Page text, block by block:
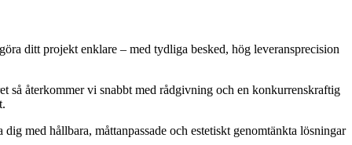
ditt projekt enklare – med tydliga besked, hög leveransprecision
så återkommer vi snabbt med rådgivning och en konkurrenskraftig
med hållbara, måttanpassade och estetiskt genomtänkta lösningar